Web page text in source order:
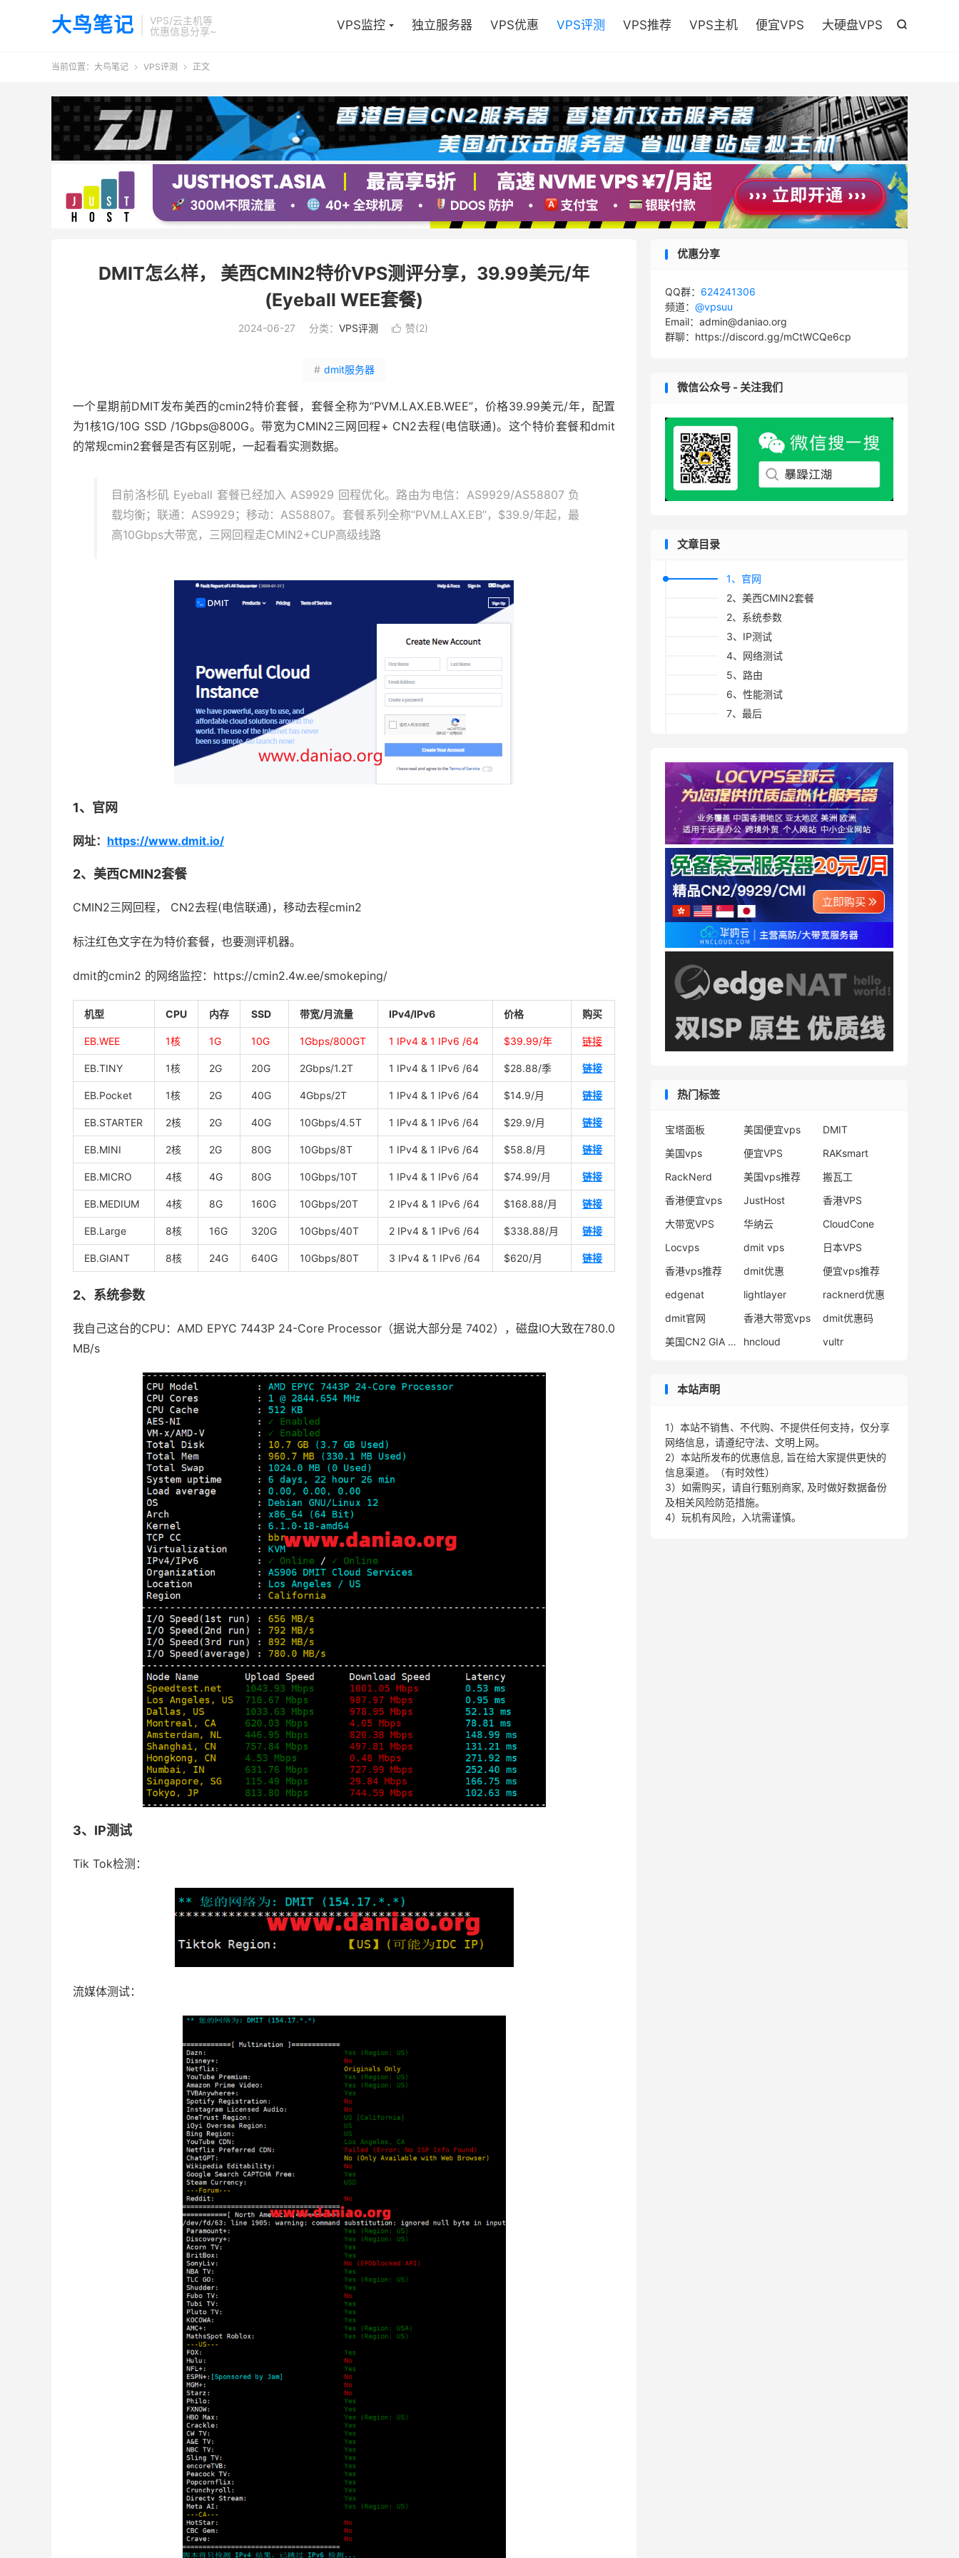
大鸟笔记
VPS/云主机等
优惠信息分享~

VPS监控 独立服务器 VPS优惠 VPS评测 VPS推荐 VPS主机 便宜VPS 大硬盘VPS
当前位置： 大鸟笔记  VPS评测  正文
DMIT怎么样， 美西CMIN2特价VPS测评分享，39.99美元/年
(Eyeball WEE套餐)
2024-06-27 分类： VPS评测  赞(2)
# dmit服务器
一个星期前DMIT发布美西的cmin2特价套餐，套餐全称为“PVM.LAX.EB.WEE”，价格39.99美元/年，配置
为1核1G/10G SSD /1Gbps@800G。带宽为CMIN2三网回程+ CN2去程(电信联通)。这个特价套餐和dmit
的常规cmin2套餐是否有区别呢，一起看看实测数据。
目前洛杉矶 Eyeball 套餐已经加入 AS9929 回程优化。路由为电信：AS9929/AS58807 负
载均衡；联通：AS9929；移动：AS58807。套餐系列全称“PVM.LAX.EB”，$39.9/年起，最
高10Gbps大带宽，三网回程走CMIN2+CUP高级线路
1、官网
网址： https://www.dmit.io/
2、美西CMIN2套餐
CMIN2三网回程， CN2去程(电信联通)，移动去程cmin2
标注红色文字在为特价套餐，也要测评机器。
dmit的cmin2 的网络监控：https://cmin2.4w.ee/smokeping/
机型 CPU 内存 SSD 带宽/月流量 IPv4/IPv6 价格 购买
EB.WEE 1核 1G 10G 1Gbps/800GT 1 IPv4 & 1 IPv6 /64 $39.99/年 链接
EB.TINY 1核 2G 20G 2Gbps/1.2T 1 IPv4 & 1 IPv6 /64 $28.88/季 链接
EB.Pocket 1核 2G 40G 4Gbps/2T 1 IPv4 & 1 IPv6 /64 $14.9/月 链接
EB.STARTER 2核 2G 40G 10Gbps/4.5T 1 IPv4 & 1 IPv6 /64 $29.9/月 链接
EB.MINI 2核 2G 80G 10Gbps/8T 1 IPv4 & 1 IPv6 /64 $58.8/月 链接
EB.MICRO 4核 4G 80G 10Gbps/10T 1 IPv4 & 1 IPv6 /64 $74.99/月 链接
EB.MEDIUM 4核 8G 160G 10Gbps/20T 2 IPv4 & 1 IPv6 /64 $168.88/月 链接
EB.Large 8核 16G 320G 10Gbps/40T 2 IPv4 & 1 IPv6 /64 $338.88/月 链接
EB.GIANT 8核 24G 640G 10Gbps/80T 3 IPv4 & 1 IPv6 /64 $620/月 链接
2、系统参数
我自己这台的CPU：AMD EPYC 7443P 24-Core Processor（据说大部分是 7402），磁盘IO大致在780.0
MB/s
3、IP测试
Tik Tok检测：
流媒体测试：
优惠分享
QQ群： 624241306
频道： @vpsuu
Email：admin@daniao.org
群聊：https://discord.gg/mCtWCQe6cp
微信公众号 - 关注我们
文章目录
1、官网
2、美西CMIN2套餐
2、系统参数
3、IP测试
4、网络测试
5、路由
6、性能测试
7、最后
热门标签
宝塔面板 美国便宜vps
DMIT
美国vps
便宜VPS
RAKsmart
RackNerd
美国vps推荐
搬瓦工
香港便宜vps
JustHost
香港VPS
大带宽VPS
华纳云
CloudCone
Locvps
dmit vps
日本VPS
香港vps推荐
dmit优惠
便宜vps推荐
edgenat
lightlayer
racknerd优惠
dmit官网
香港大带宽vps
dmit优惠码
美国CN2 GIA VPS
hncloud vultr
本站声明
1）本站不销售、不代购、不提供任何支持，仅分享
网络信息，请遵纪守法、文明上网。
2）本站所发布的优惠信息, 旨在给大家提供更快的
信息渠道。（有时效性）
3）如需购买，请自行甄别商家, 及时做好数据备份
及相关风险防范措施。
4）玩机有风险，入坑需谨慎。